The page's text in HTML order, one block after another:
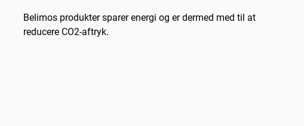
Belimos produkter sparer energi og er dermed med til at
reducere CO2-aftryk.